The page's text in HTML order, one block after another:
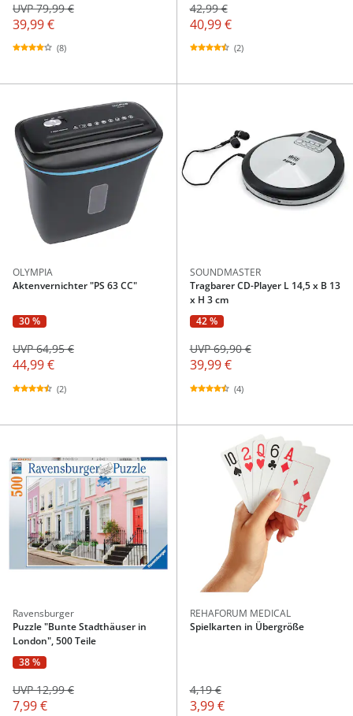
39,99 €
UVP 79,99 €
(8)
42,99 €
40,99 €
(2)
OLYMPIA
Aktenvernichter "PS 63 CC"
30 %
44,99 €
UVP 64,95 €
(2)
SOUNDMASTER
Tragbarer CD-Player L 14,5 x B 13
x H 3 cm
42 %
39,99 €
UVP 69,90 €
(4)
Ravensburger
Puzzle "Bunte Stadthäuser in
London", 500 Teile
38 %
7,99 €
UVP 12,99 €
REHAFORUM MEDICAL
Spielkarten in Übergröße
4,19 €
3,99 €